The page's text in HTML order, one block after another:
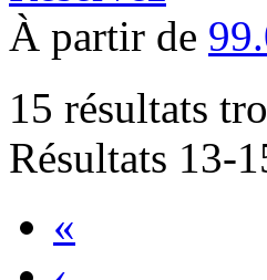
À partir de
15 résultats
Résultats 13-
«